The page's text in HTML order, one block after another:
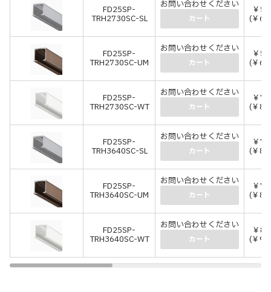
FD25SP-
TRH2730SC-SL
お問い合わせください
カート
￥
(￥
FD25SP-
TRH2730SC-UM
お問い合わせください
カート
￥
(￥
FD25SP-
TRH2730SC-WT
お問い合わせください
カート
￥
(￥
FD25SP-
TRH3640SC-SL
お問い合わせください
カート
￥
(￥
FD25SP-
TRH3640SC-UM
お問い合わせください
カート
￥
(￥
FD25SP-
TRH3640SC-WT
お問い合わせください
カート
￥
(￥